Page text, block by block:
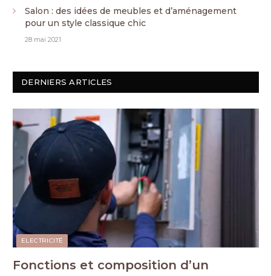
Salon : des idées de meubles et d’aménagement
pour un style classique chic
28 mai 2021
DERNIERS ARTICLES
ELECTRICITÉ
Fonctions et composition d’un